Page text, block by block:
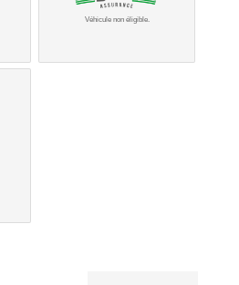
Véhicule non éligible.